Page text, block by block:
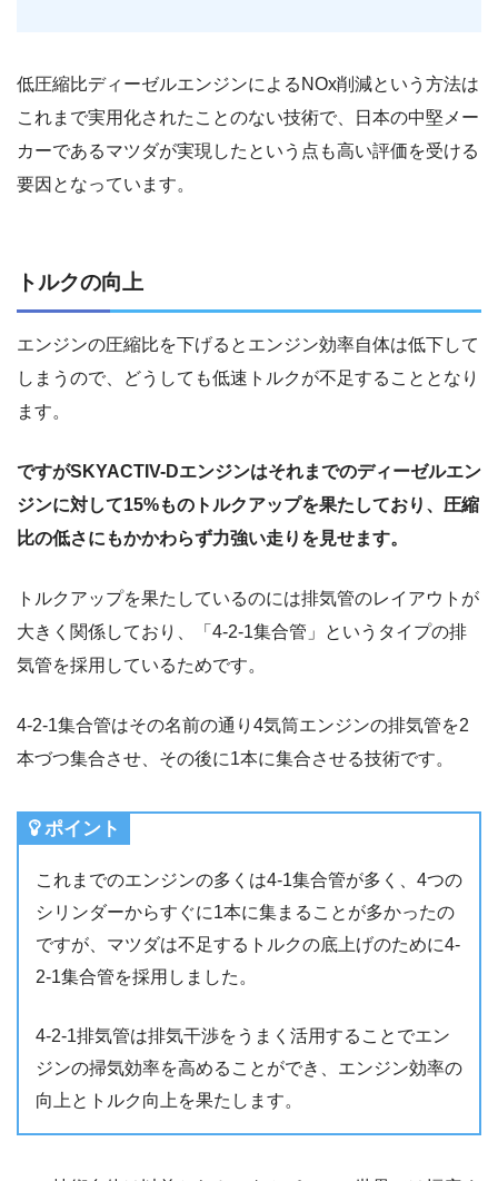
低圧縮比ディーゼルエンジンによるNOx削減という方法は
これまで実用化されたことのない技術で、日本の中堅メー
カーであるマツダが実現したという点も高い評価を受ける
要因となっています。
トルクの向上
エンジンの圧縮比を下げるとエンジン効率自体は低下して
しまうので、どうしても低速トルクが不足することとなり
ます。
ですがSKYACTIV-Dエンジンはそれまでのディーゼルエン
ジンに対して15%ものトルクアップを果たしており、圧縮
比の低さにもかかわらず力強い走りを見せます。
トルクアップを果たしているのには排気管のレイアウトが
大きく関係しており、「4-2-1集合管」というタイプの排
気管を採用しているためです。
4-2-1集合管はその名前の通り4気筒エンジンの排気管を2
本づつ集合させ、その後に1本に集合させる技術です。
ポイント
これまでのエンジンの多くは4-1集合管が多く、4つの
シリンダーからすぐに1本に集まることが多かったの
ですが、マツダは不足するトルクの底上げのために4-
2-1集合管を採用しました。
4-2-1排気管は排気干渉をうまく活用することでエン
ジンの掃気効率を高めることができ、エンジン効率の
向上とトルク向上を果たします。